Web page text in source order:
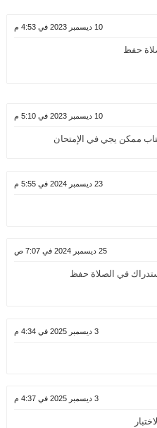
10 ديسمبر 2023 في 4:53 م
حفظ
10 ديسمبر 2023 في 5:10 م
ممكن يجي في الإمتحان
23 ديسمبر 2024 في 5:55 م
25 ديسمبر 2024 في 7:07 ص
في الصلاة حفظ
3 ديسمبر 2025 في 4:34 م
3 ديسمبر 2025 في 4:37 م